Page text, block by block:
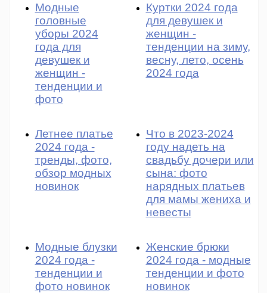
Модные
головные
уборы 2024
года для
девушек и
женщин -
тенденции и
фото
Куртки 2024 года
для девушек и
женщин -
тенденции на зиму,
весну, лето, осень
2024 года
Летнее платье
2024 года -
тренды, фото,
обзор модных
новинок
Что в 2023-2024
году надеть на
свадьбу дочери или
сына: фото
нарядных платьев
для мамы жениха и
невесты
Модные блузки
2024 года -
тенденции и
фото новинок
Женские брюки
2024 года - модные
тенденции и фото
новинок